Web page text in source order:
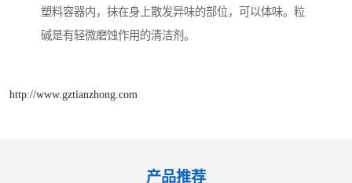
塑料容器内，抹在身上散发异味的部位，可以体味。粒
碱是有轻微磨蚀作用的清洁剂。
http://www.gztianzhong.com
产品推荐